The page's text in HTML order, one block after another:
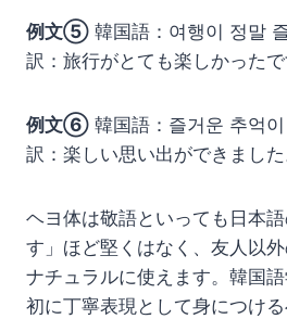
例文⑤ 韓国語：여행이 정말
訳：旅行がとても楽しかったで
例文⑥ 韓国語：즐거운 추억
訳：楽しい思い出ができました
ヘヨ体は敬語といっても日本
す」ほど堅くはなく、友人以
ナチュラルに使えます。韓国
初に丁寧表現として身につける